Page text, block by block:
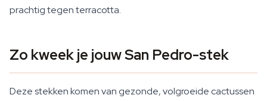
prachtig tegen terracotta.
Zo kweek je jouw San Pedro-stek
Deze stekken komen van gezonde, volgroeide cactussen